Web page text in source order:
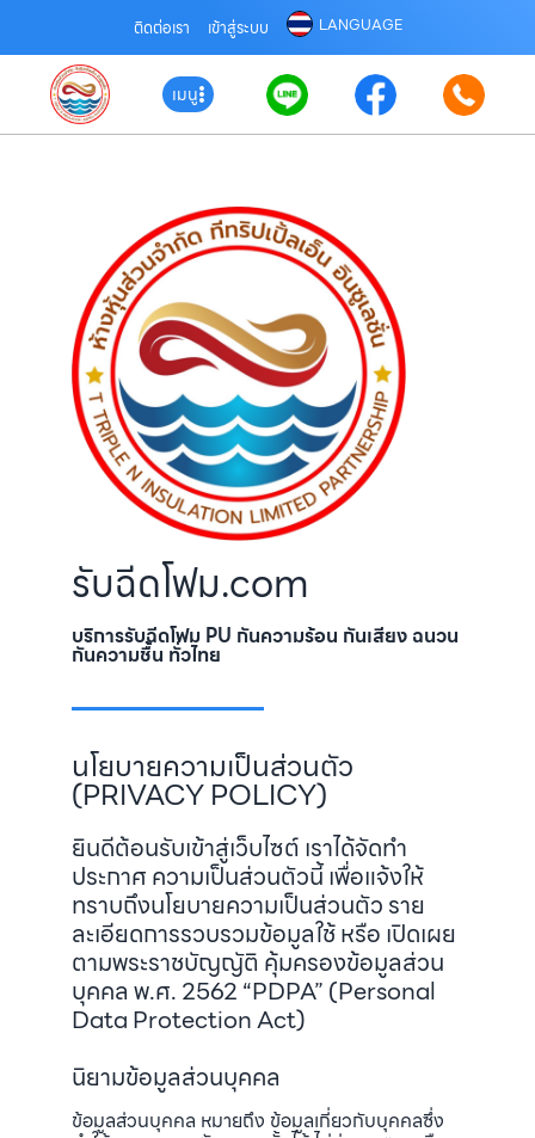
ติดต่อเรา เข้าสู่ระบบ LANGUAGE
เมนู
รับฉีดโฟม.com
บริการรับฉีดโฟม PU กันความร้อน กันเสียง ฉนวน
กันความชื้น ทั่วไทย
นโยบายความเป็นส่วนตัว
(PRIVACY POLICY)
ยินดีต้อนรับเข้าสู่เว็บไซต์ เราได้จัดทำ
ประกาศ ความเป็นส่วนตัวนี้ เพื่อแจ้งให้
ทราบถึงนโยบายความเป็นส่วนตัว ราย
ละเอียดการรวบรวมข้อมูลใช้ หรือ เปิดเผย
ตามพระราชบัญญัติ คุ้มครองข้อมูลส่วน
บุคคล พ.ศ. 2562 “PDPA” (Personal
Data Protection Act)
นิยามข้อมูลส่วนบุคคล
ข้อมูลส่วนบุคคล หมายถึง ข้อมูลเกี่ยวกับบุคคลซึ่ง